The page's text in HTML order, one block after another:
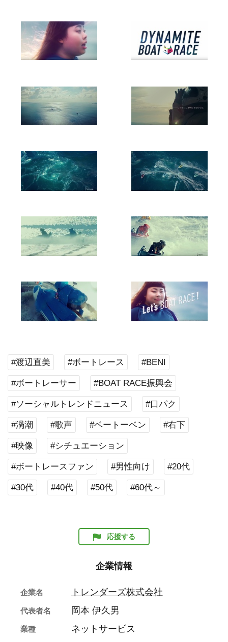
#渡辺直美 #ボートレース #BENI
#ボートレーサー #BOAT RACE振興会
#ソーシャルトレンドニュース #口パク
#渦潮 #歌声 #ベートーベン #右下
#映像 #シチュエーション
#ボートレースファン #男性向け #20代
#30代 #40代 #50代 #60代～
応援する
企業情報
企業名 トレンダーズ株式会社
代表者名 岡本 伊久男
業種 ネットサービス